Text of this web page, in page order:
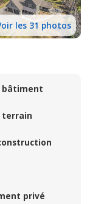
les 31 photos
bâtiment
terrain
privé